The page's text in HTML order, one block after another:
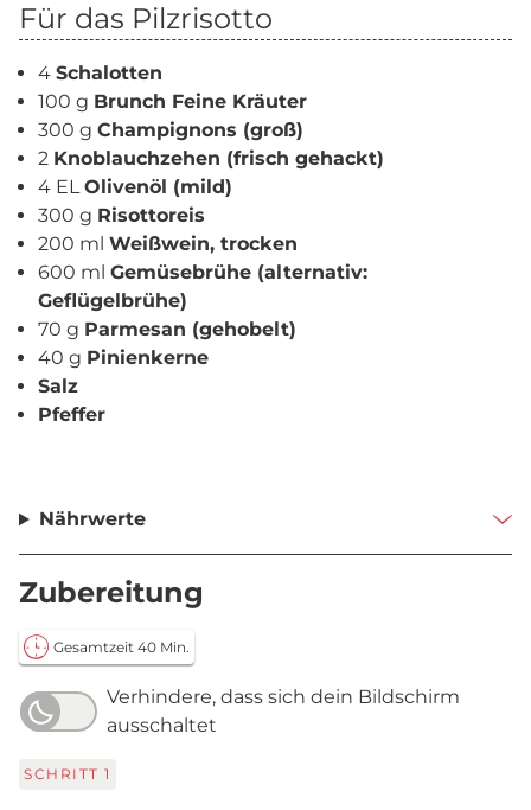
Für das Pilzrisotto
4 Schalotten
100 g Brunch Feine Kräuter
300 g Champignons (groß)
2 Knoblauchzehen (frisch gehackt)
4 ELOlivenöl (mild)
300 g Risottoreis
200 ml Weißwein, trocken
600 ml Gemüsebrühe (alternativ:
Geflügelbrühe)
70 g Parmesan (gehobelt)
40 g Pinienkerne
Salz
Pfeffer
Nährwerte
Zubereitung
Gesamtzeit 40 Min.
Verhindere, dass sich dein Bildschirm
ausschaltet
SCHRITT 1